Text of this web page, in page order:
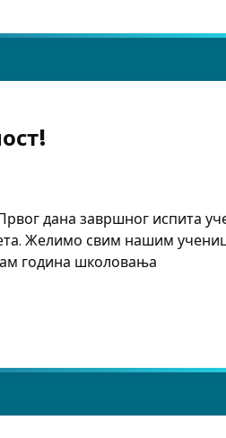
дана завршног испита
Желимо свим нашим
година школовања